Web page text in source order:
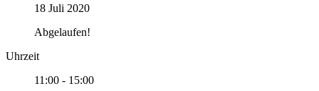
18 Juli 2020
Abgelaufen!
Uhrzeit
11:00 - 15:00